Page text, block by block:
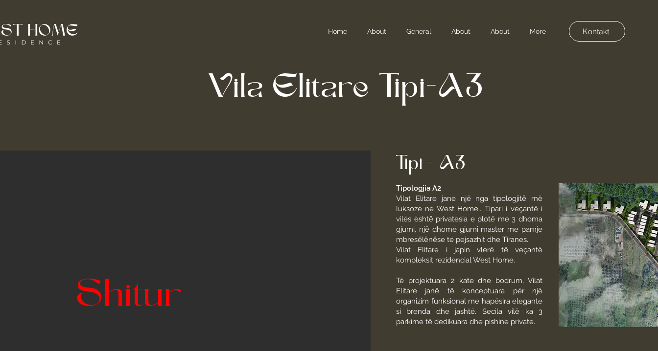
Home About General About About More Kontakt
Vila Elitare Tipi-A3
Shitur
Tipi - A3
Tipologjia A2
Vilat Elitare janë një nga tipologjitë më
luksoze në West Home.. Tipari i veçantë i
vilës është privatësia e plotë me 3 dhoma
gjumi, një dhomë gjumi master me pamje
mbresëlënëse të pejsazhit dhe Tiranes.
Vilat Elitare i japin vlerë të veçantë
kompleksit rezidencial West Home.
Të projektuara 2 kate dhe bodrum, Vilat
Elitare janë të konceptuara për një
organizim funksional me hapësira elegante
si brenda dhe jashtë. Secila vilë ka 3
parkime të dedikuara dhe pishinë private.